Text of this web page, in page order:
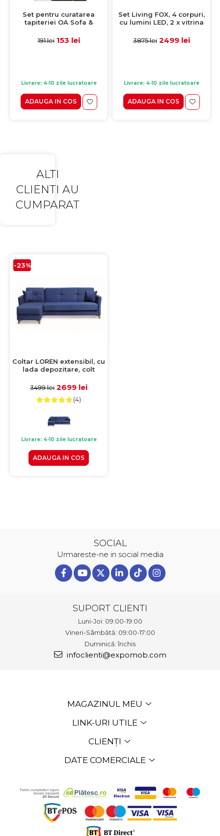
Set pentru curatarea
tapiteriei OA Sofa &
Laveta din microfibra
191 lei 153 lei
Livrare: 4-10 zile lucratoare
ADAUGA IN COS
Set Living FOX, 4 corpuri,
cu lumini LED, 2 x vitrina
etajera FOX6, corp eger,
3875 lei 2499 lei
Livrare: 4-10 zile lucratoare
ADAUGA IN COS
ALTI
CLIENTI AU
CUMPARAT
-23%
Coltar LOREN extensibil, cu
lada depozitare, colt
240x143x85 cm
3499 lei 2699 lei
(4)
Livrare: 4-10 zile lucratoare
ADAUGA IN COS
SOCIAL
Urmareste-ne in social media
SUPORT CLIENTI
Luni-Joi: 09:00-19:00
Vineri-Sâmbătă: 09:00-17:00
Duminică: închis
infoclienti@expomob.com
MAGAZINUL MEU
LINK-URI UTILE
CLIENȚI
DATE COMERCIALE